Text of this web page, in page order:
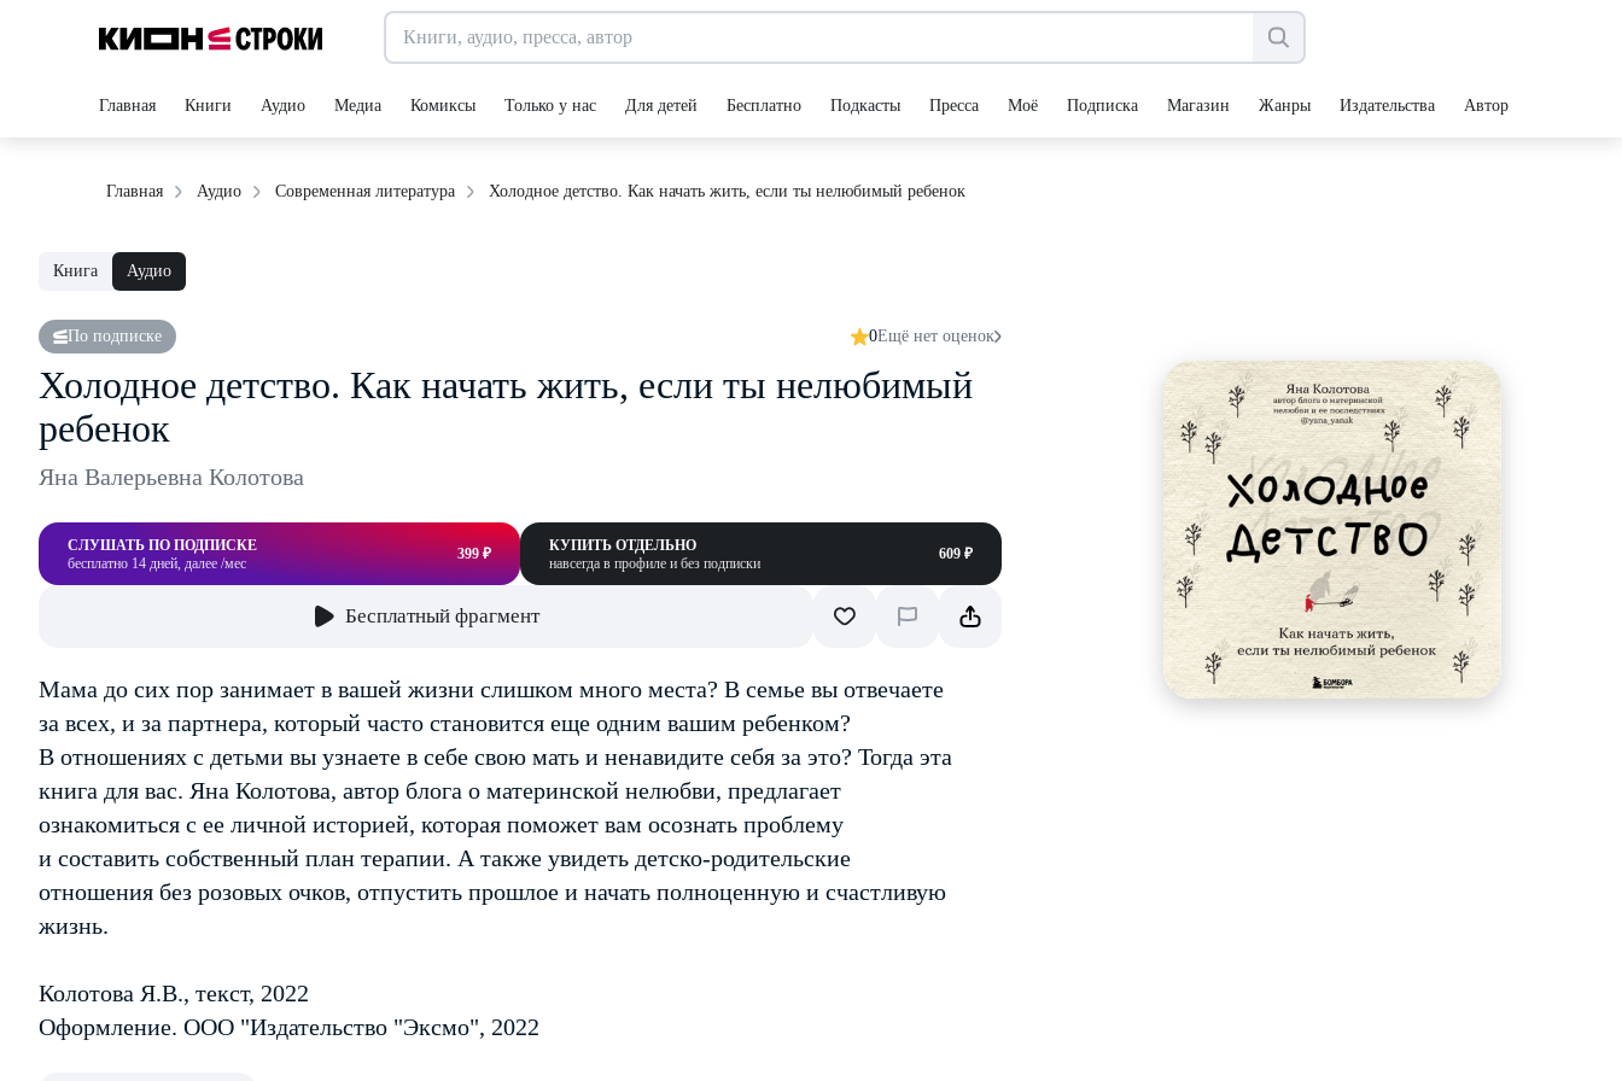
Главная Книги Аудио Медиа Комиксы Только у нас Для детей Бесплатно Подкасты Пресса Моё Подписка Магазин Жанры Издательства Авторы
Главная Аудио Современная литература Холодное детство. Как начать жить, если ты нелюбимый ребенок
Книга Аудио
По подписке 0Ещё нет оценок
Холодное детство. Как начать жить, если ты нелюбимый
ребенок
Яна Валерьевна Колотова
СЛУШАТЬ ПО ПОДПИСКЕ
бесплатно 14 дней, далее /мес
399 ₽
КУПИТЬ ОТДЕЛЬНО
навсегда в профиле и без подписки
609 ₽
Бесплатный фрагмент
Мама до сих пор занимает в вашей жизни слишком много места? В семье вы отвечаете
за всех, и за партнера, который часто становится еще одним вашим ребенком?
В отношениях с детьми вы узнаете в себе свою мать и ненавидите себя за это? Тогда эта
книга для вас. Яна Колотова, автор блога о материнской нелюбви, предлагает
ознакомиться с ее личной историей, которая поможет вам осознать проблему
и составить собственный план терапии. А также увидеть детско-родительские
отношения без розовых очков, отпустить прошлое и начать полноценную и счастливую
жизнь.
Колотова Я.В., текст, 2022
Оформление. ООО "Издательство "Эксмо", 2022